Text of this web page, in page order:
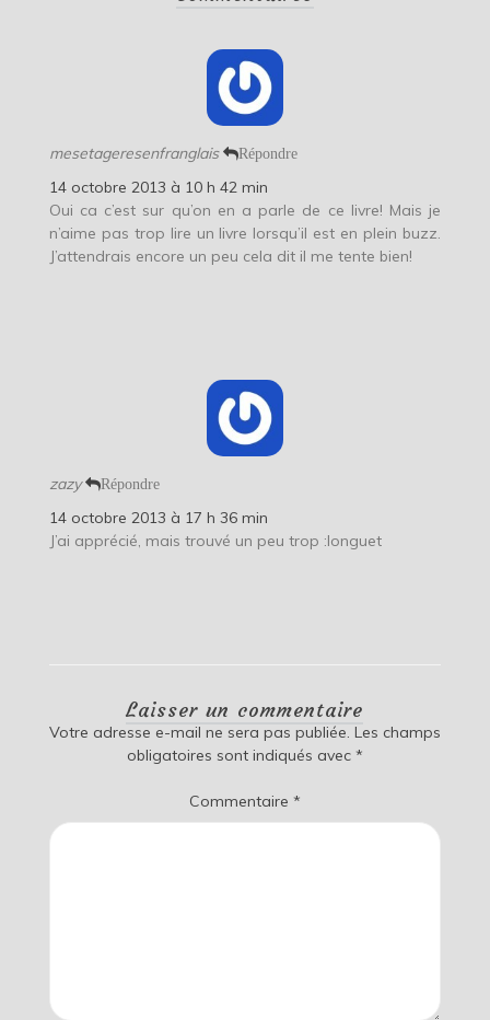
mesetageresenfranglais Répondre
14 octobre 2013 à 10 h 42 min
Oui ca c’est sur qu’on en a parle de ce livre! Mais je
n’aime pas trop lire un livre lorsqu’il est en plein buzz.
J’attendrais encore un peu cela dit il me tente bien!
zazy Répondre
14 octobre 2013 à 17 h 36 min
J’ai apprécié, mais trouvé un peu trop :longuet
Laisser un commentaire
Votre adresse e-mail ne sera pas publiée. Les champs
obligatoires sont indiqués avec *
Commentaire *